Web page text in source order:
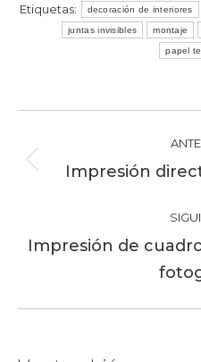
Etiquetas: decoración de interiores
juntas invisibles montaje
papel
entre
publicaciones
Impresión
Impresión de